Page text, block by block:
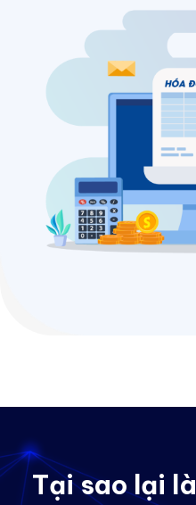
Tại sao lại là